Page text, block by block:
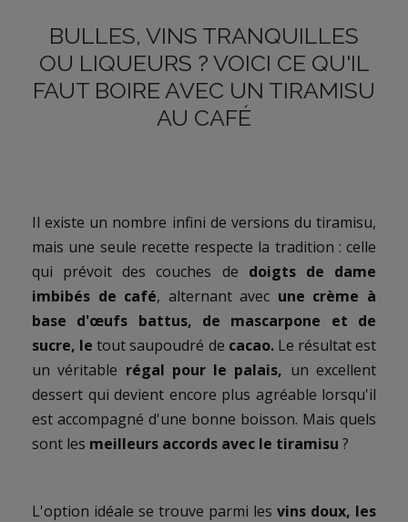
BULLES, VINS TRANQUILLES
OU LIQUEURS ? VOICI CE QU'IL
FAUT BOIRE AVEC UN TIRAMISU
AU CAFÉ
Il existe un nombre infini de versions du tiramisu,
mais une seule recette respecte la tradition : celle
qui prévoit des couches de doigts de dame
imbibés de café, alternant avec une crème à
base d'œufs battus, de mascarpone et de
sucre, letout saupoudré de cacao. Le résultat est
un véritable régal pour le palais, un excellent
dessert qui devient encore plus agréable lorsqu'il
est accompagné d'une bonne boisson. Mais quels
sont les meilleurs accords avec le tiramisu ?
L'option idéale se trouve parmi les vins doux, les